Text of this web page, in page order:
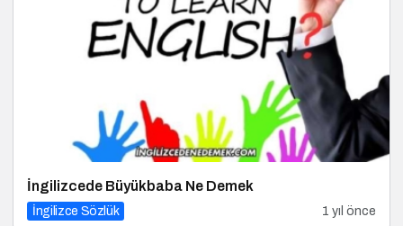
İngilizcede Büyükbaba Ne Demek
İngilizce Sözlük 1 yıl önce